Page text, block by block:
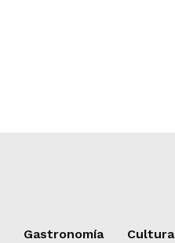
Gastronomía Cultura